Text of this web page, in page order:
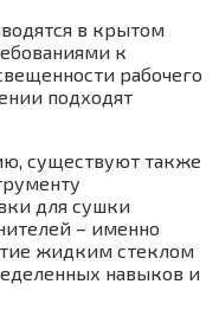
в крытом
к
рабочего
подходят
существуют также
для сушки
– именно
жидким стеклом
навыков и